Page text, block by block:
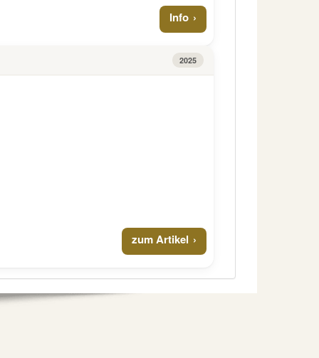
Info
2025
zum Artikel